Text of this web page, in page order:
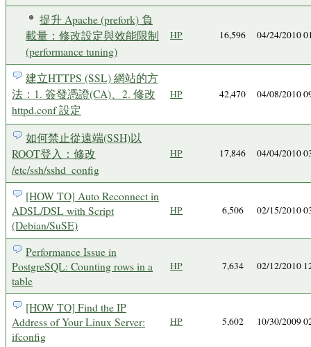
提升 Apache (prefork) 負
載量：修改設定與效能限制
(performance tuning)
HP 16,596 04/24/2010
建立HTTPS (SSL) 網站的方
法：1. 簽發憑證(CA)、2. 修改
httpd.conf 設定
HP 42,470 04/08/2010
如何禁止從遠端(SSH)以
ROOT登入：修改
/etc/ssh/sshd_config
HP 17,846 04/04/2010
[HOW TO] Auto Reconnect in
ADSL/DSL with Script
(Debian/SuSE)
HP 6,506 02/15/2010
Performance Issue in
PostgreSQL: Counting rows in a
table
HP 7,634 02/12/2010
[HOW TO] Find the IP
Address of Your Linux Server:
ifconfig
HP 5,602 10/30/2009